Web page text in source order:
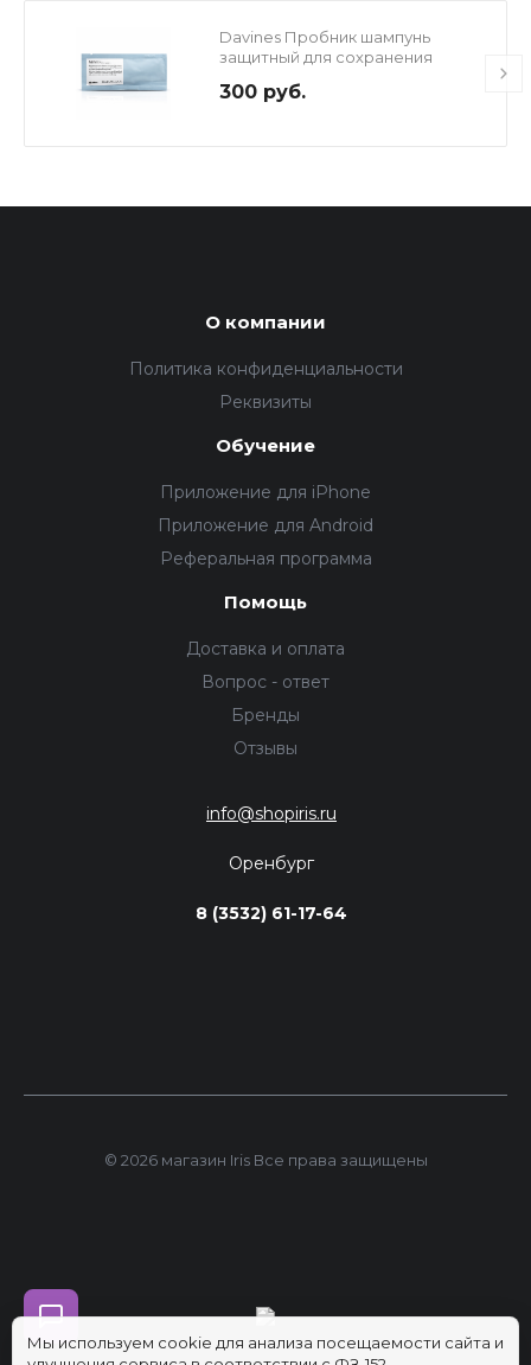
Davines Пробник шампунь
защитный для сохранения
мл
300 руб.
О компании
Политика конфиденциальности
Реквизиты
Обучение
Приложение для iPhone
Приложение для Android
Реферальная программа
Помощь
Доставка и оплата
Вопрос - ответ
Бренды
Отзывы
info@shopiris.ru
Оренбург
8 (3532) 61-17-64
© 2026 магазин Iris Все права защищены
Мы используем cookie для анализа посещаемости сайта и